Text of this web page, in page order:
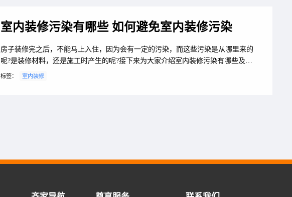
室内装修污染有哪些 如何避免室内装修污染
房子装修完之后，不能马上入住，因为会有一定的污染，而这些污染是从哪里来的
呢?是装修材料，还是施工时产生的呢?接下来为大家介绍室内装修污染有哪些及如
何避免室内装修污染。
标签： 室内装修